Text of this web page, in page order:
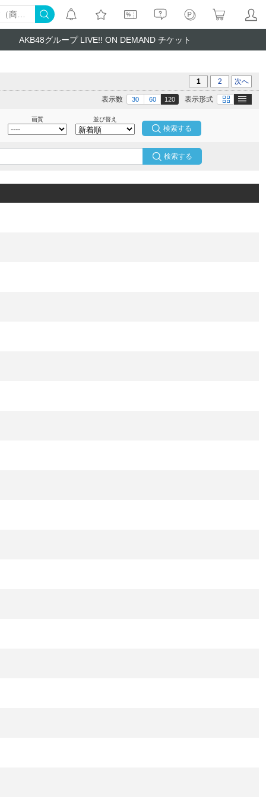
AKB48グループ LIVE!! ON DEMAND チケット
1 2 次へ
表示形式 画像
表示数 30 60 120
画質 並び替え
検索する